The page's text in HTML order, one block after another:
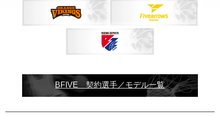
SHOWROOMBFIVE 契約選手／モデル一覧